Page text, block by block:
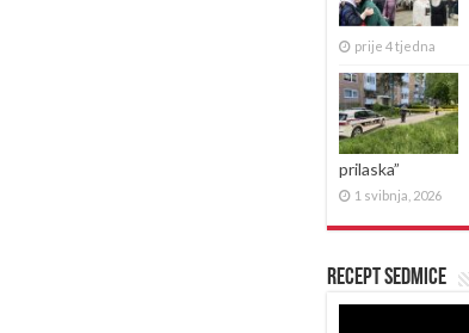
prije 4 tjedna
prilaska”
1 svibnja, 2026
Recept sedmice